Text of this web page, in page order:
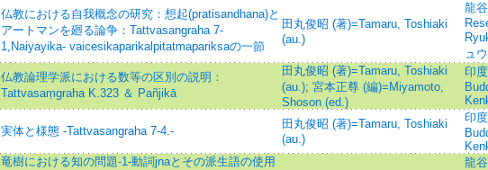
仏教における自我概念の研究：想起(pratisandhana)と
アートマンを廻る論争：Tattvasangraha 7-
1,Naiyayika- vaicesikaparikalpitatmapariksaの一節
田丸俊昭 (著)=Tamaru, Toshiaki
(au.)
龍
ュ
仏教論理学派における数等の区別の説明：
Tattvasaṃgraha K.323 ＆ Pañjikā
田丸俊昭 (著)=Tamaru, Toshiaki
(au.); 宮本正尊 (編)=Miyamoto,
Shoson (ed.)
印
実体と様態 -Tattvasangraha 7-4.-
田丸俊昭 (著)=Tamaru, Toshiaki
(au.)
印
竜樹における知の問題-1-動詞jnaとその派生語の使用
龍